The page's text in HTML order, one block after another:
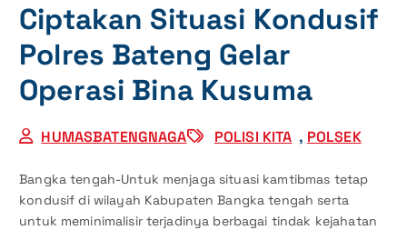
Ciptakan Situasi Kondusif
Polres Bateng Gelar
Operasi Bina Kusuma
HUMASBATENGNAGA POLISI KITA , POLSEK
Bangka tengah-Untuk menjaga situasi kamtibmas tetap
kondusif di wilayah Kabupaten Bangka tengah serta
untuk meminimalisir terjadinya berbagai tindak kejahatan